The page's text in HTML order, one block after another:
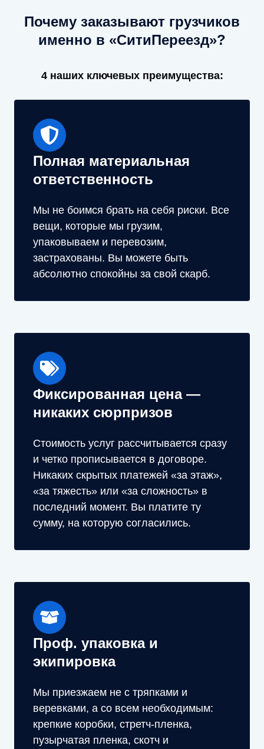
Почему заказывают грузчиков
именно в «СитиПереезд»?
4 наших ключевых преимущества:
Полная материальная
ответственность
Мы не боимся брать на себя риски. Все
вещи, которые мы грузим,
упаковываем и перевозим,
застрахованы. Вы можете быть
абсолютно спокойны за свой скарб.
Фиксированная цена —
никаких сюрпризов
Стоимость услуг рассчитывается сразу
и четко прописывается в договоре.
Никаких скрытых платежей «за этаж»,
«за тяжесть» или «за сложность» в
последний момент. Вы платите ту
сумму, на которую согласились.
Проф. упаковка и
экипировка
Мы приезжаем не с тряпками и
веревками, а со всем необходимым:
крепкие коробки, стретч-пленка,
пузырчатая пленка, скотч и